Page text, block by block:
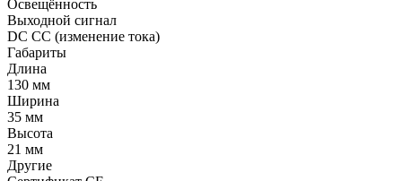
Освещённость
Выходной сигнал
DC CC (изменение тока)
Габариты
Длина
130 мм
Ширина
35 мм
Высота
21 мм
Другие